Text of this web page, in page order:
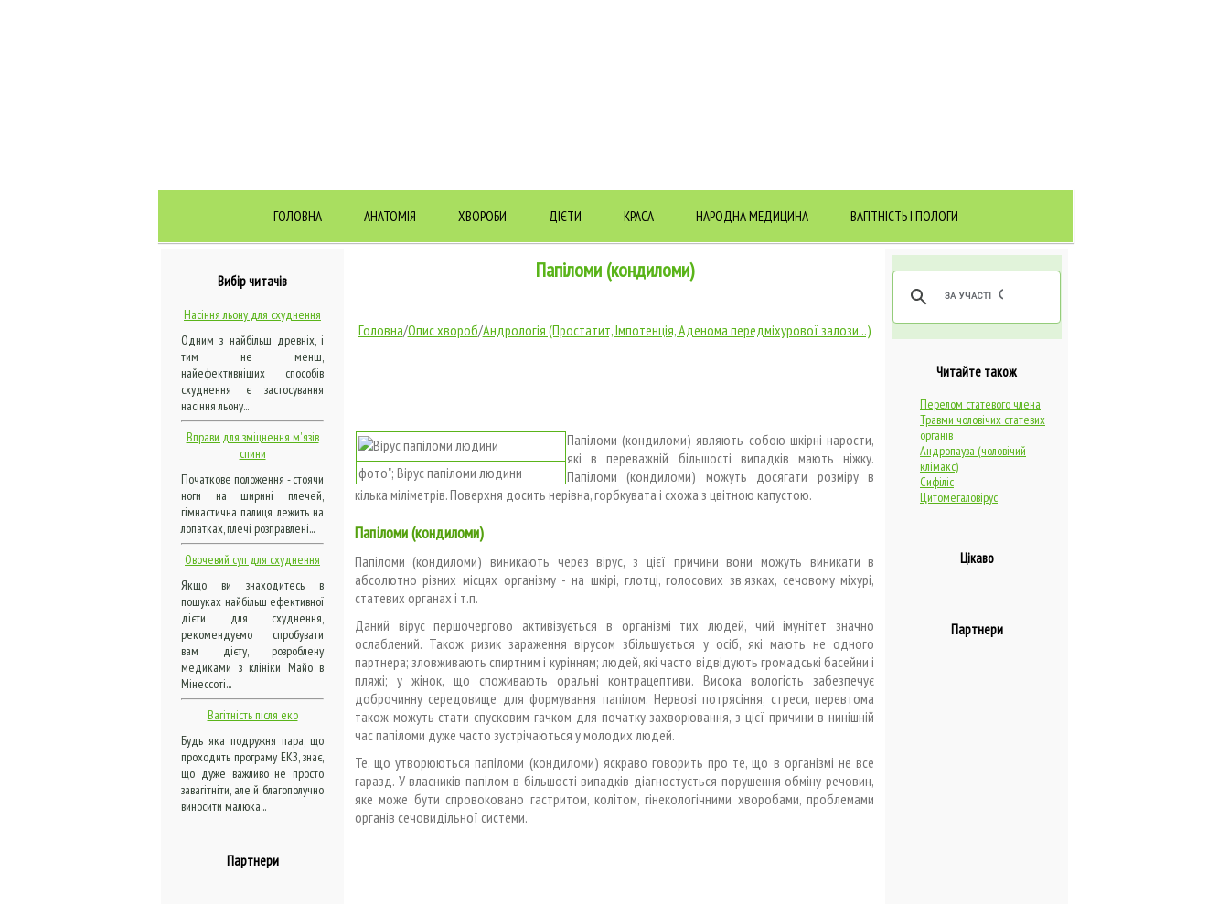
ГОЛОВНА АНАТОМІЯ ХВОРОБИ ДІЄТИ КРАСА НАРОДНА МЕДИЦИНА ВАГІТНІСТЬ І ПОЛОГИ
Вибір читачів
Насіння льону для схуднення
Одним з найбільш древніх, і
тим не менш,
найефективніших способів
схуднення є застосування
насіння льону...
Вправи для зміцнення м'язів
спини
Початкове положення - стоячи
ноги на ширині плечей,
гімнастична палиця лежить на
лопатках, плечі розправлені...
Овочевий суп для схуднення
Якщо ви знаходитесь в
пошуках найбільш ефективної
дієти для схуднення,
рекомендуємо спробувати
вам дієту, розроблену
медиками з клініки Майо в
Мінессоті...
Вагітність після еко
Будь яка подружня пара, що
проходить програму ЕКЗ, знає,
що дуже важливо не просто
завагітніти, але й благополучно
виносити малюка...
Партнери
Папіломи (кондиломи)
Головна/Опис хвороб/Андрологія (Простатит, Імпотенція, Аденома передміхурової залози...)
фото"; Вірус папіломи людини
Папіломи (кондиломи) являють собою шкірні нарости,
які в переважній більшості випадків мають ніжку.
Папіломи (кондиломи) можуть досягати розміру в
кілька міліметрів. Поверхня досить нерівна, горбкувата і схожа з цвітною капустою.
Папіломи (кондиломи)
Папіломи (кондиломи) виникають через вірус, з цієї причини вони можуть виникати в
абсолютно різних місцях організму - на шкірі, глотці, голосових зв'язках, сечовому міхурі,
статевих органах і т.п.
Даний вірус першочергово активізується в організмі тих людей, чий імунітет значно
ослаблений. Також ризик зараження вірусом збільшується у осіб, які мають не одного
партнера; зловживають спиртним і курінням; людей, які часто відвідують громадські басейни і
пляжі; у жінок, що споживають оральні контрацептиви. Висока вологість забезпечує
доброчинну середовище для формування папілом. Нервові потрясіння, стреси, перевтома
також можуть стати спусковим гачком для початку захворювання, з цієї причини в нинішній
час папіломи дуже часто зустрічаються у молодих людей.
Те, що утворюються папіломи (кондиломи) яскраво говорить про те, що в організмі не все
гаразд. У власників папілом в більшості випадків діагностується порушення обміну речовин,
яке може бути спровоковано гастритом, колітом, гінекологічними хворобами, проблемами
органів сечовидільної системи.
Читайте також
Перелом статевого члена
Травми чоловічих статевих
органів
Андропауза (чоловічий
клімакс)
Сифіліс
Цитомегаловірус
Цікаво
Партнери